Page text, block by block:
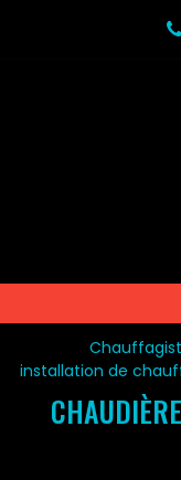
installation de
Panneau de gestion